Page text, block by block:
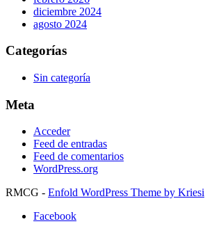
diciembre 2024
agosto 2024
Categorías
Sin categoría
Meta
Acceder
Feed de entradas
Feed de comentarios
WordPress.org
RMCG - Enfold WordPress Theme by Kriesi
Facebook